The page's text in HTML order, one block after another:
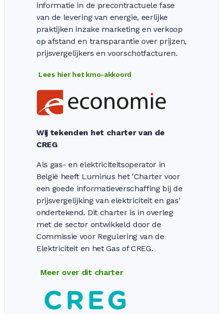
informatie in de precontractuele fase
van de levering van energie, eerlijke
praktijken inzake marketing en verkoop
op afstand en transparantie over prijzen,
prijsvergelijkers en voorschotfacturen.
Lees hier het kmo-akkoord
Wij tekenden het charter van de
CREG
Als gas- en elektriciteitsoperator in
België heeft Luminus het 'Charter voor
een goede informatieverschaffing bij de
prijsvergelijking van elektriciteit en gas'
ondertekend. Dit charter is in overleg
met de sector ontwikkeld door de
Commissie voor Regulering van de
Elektriciteit en het Gas of CREG.
Meer over dit charter